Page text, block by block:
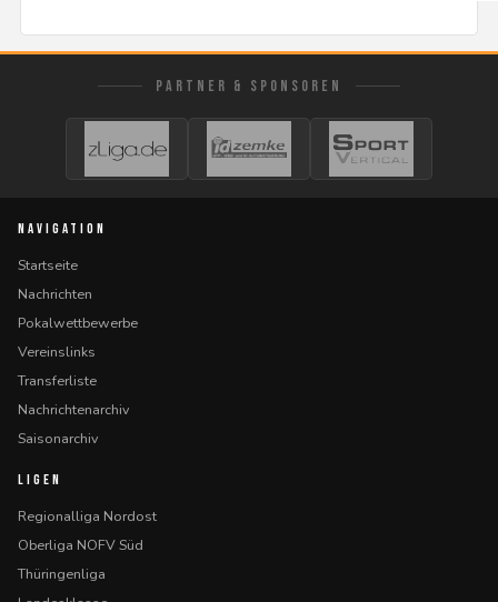
PARTNER & SPONSOREN
NAVIGATION
Startseite
Nachrichten
Pokalwettbewerbe
Vereinslinks
Transferliste
Nachrichtenarchiv
Saisonarchiv
LIGEN
Regionalliga Nordost
Oberliga NOFV Süd
Thüringenliga